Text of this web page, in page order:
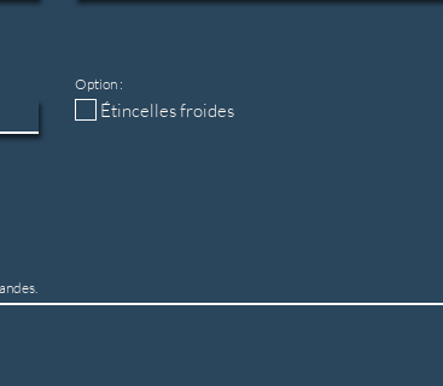
Option :
Étincelles froides